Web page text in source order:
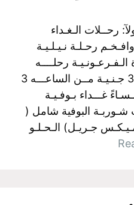
رحــلات الـغـداء
أجـمـل وافـخـم رحـلـة نـيـلـيـة
رحلــــه
الغــــداء سـعـر الـفـرد :350 جـنـيـة مــن الساعـــه 3
الـي الـسـاعـــه 5 مـسـاءً غـــداء بـوفـيـة
شـوربـة البوفية شامل (
جـريـل) الـحـلـو